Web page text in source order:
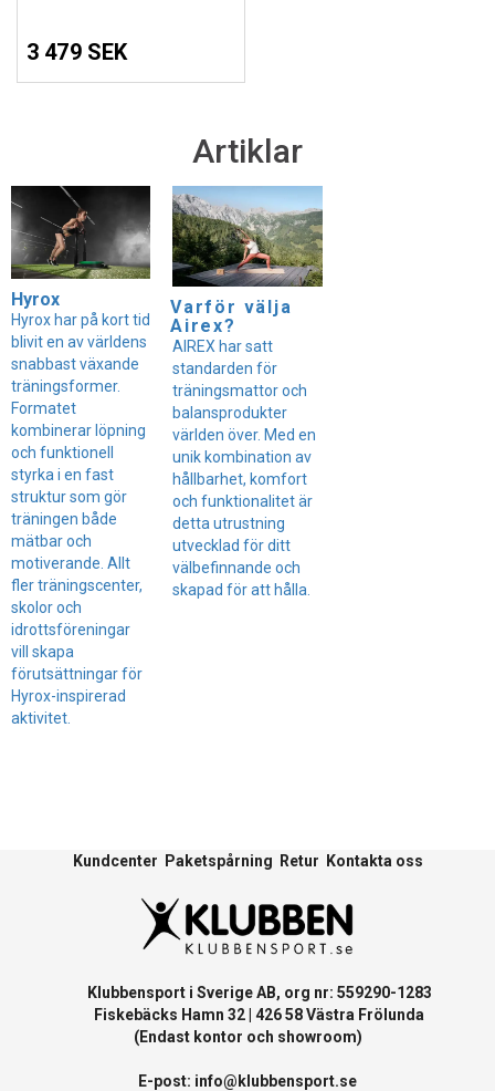
3 479 SEK
Artiklar
Hyrox
Hyrox har på kort tid
blivit en av världens
snabbast växande
träningsformer.
Formatet
kombinerar löpning
och funktionell
styrka i en fast
struktur som gör
träningen både
mätbar och
motiverande. Allt
fler träningscenter,
skolor och
idrottsföreningar
vill skapa
förutsättningar för
Hyrox-inspirerad
aktivitet.
Varför välja
Airex?
AIREX har satt
standarden för
träningsmattor och
balansprodukter
världen över. Med en
unik kombination av
hållbarhet, komfort
och funktionalitet är
detta utrustning
utvecklad för ditt
välbefinnande och
skapad för att hålla.
Kundcenter Paketspårning Retur Kontakta oss
Klubbensport i Sverige AB, org nr: 559290-1283
Fiskebäcks Hamn 32 | 426 58 Västra Frölunda
(Endast kontor och showroom)
E-post: info@klubbensport.se